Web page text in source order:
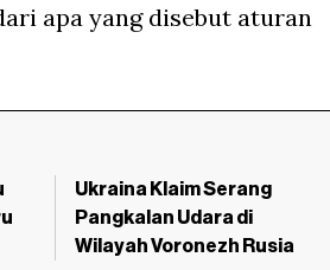
apa yang disebut aturan
Ukraina Klaim Serang
Pangkalan Udara di
Wilayah Voronezh Rusia